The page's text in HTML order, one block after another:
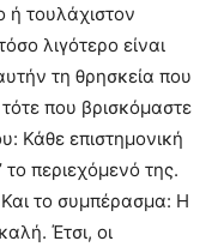
ή τουλάχιστον
λιγότερο είναι
τη θρησκεία που
που βρισκόμαστε
Κάθε επιστημονική
περιεχόμενό της.
το συμπέρασμα: Η
Έτσι, οι